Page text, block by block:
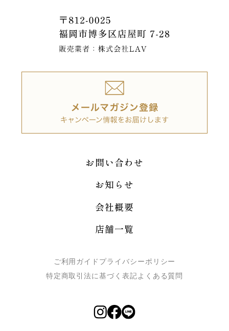
お問い合わせ
お知らせ
会社概要
店舗一覧
ご利用ガイド プライバシーポリシー
特定商取引法に基づく表記よくある質問